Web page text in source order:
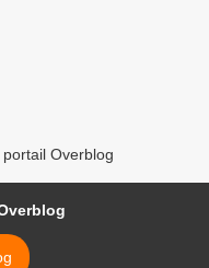
Overblog